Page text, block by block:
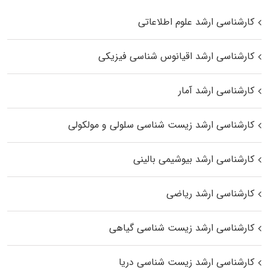
کارشناسی ارشد علوم اطلاعاتی
کارشناسی ارشد اقیانوس‌ شناسی فیزیکی
کارشناسی ارشد آمار
کارشناسی ارشد زیست شناسی سلولی و مولکولی
کارشناسی ارشد بیوشیمی بالینی
کارشناسی ارشد ریاضی
کارشناسی ارشد زیست‌ شناسی گیاهی
کارشناسی ارشد زیست‌ شناسی دریا